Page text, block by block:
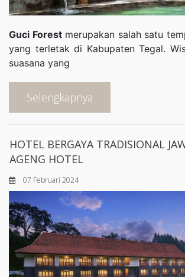
Guci Forest merupakan salah satu
yang terletak di Kabupaten Tegal.
suasana yang
Selengkapnya
HOTEL BERGAYA TRADISIONAL
AGENG HOTEL
07 Februari 2024